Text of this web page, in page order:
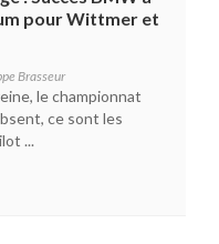
pour Wittmer et
Brasseur
le championnat
ce sont les
...